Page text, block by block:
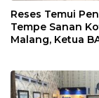
Reses Temui
Tempe Sanan
Malang, Ketua
Bahan Baku
Kedelai